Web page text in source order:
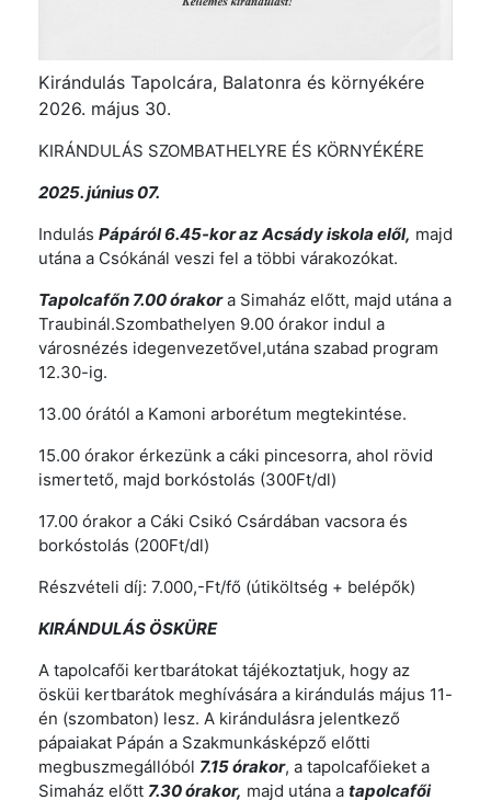
Kirándulás Tapolcára, Balatonra és környékére
2026. május 30.
KIRÁNDULÁS SZOMBATHELYRE ÉS KÖRNYÉKÉRE
2025. június 07.
Indulás Pápáról 6.45-kor az Acsády iskola elől, majd
utána a Csókánál veszi fel a többi várakozókat.
Tapolcafőn 7.00 órakora Simaház előtt, majd utána a
Traubinál.Szombathelyen 9.00 órakor indul a
városnézés idegenvezetővel,utána szabad program
12.30-ig.
13.00 órától a Kamoni arborétum megtekintése.
15.00 órakor érkezünk a cáki pincesorra, ahol rövid
ismertető, majd borkóstolás (300Ft/dl)
17.00 órakor a Cáki Csikó Csárdában vacsora és
borkóstolás (200Ft/dl)
Részvételi díj: 7.000,-Ft/fő (útiköltség + belépők)
KIRÁNDULÁS ÖSKÜRE
A tapolcafői kertbarátokat tájékoztatjuk, hogy az
ösküi kertbarátok meghívására a kirándulás május 11-
én (szombaton) lesz. A kirándulásra jelentkező
pápaiakat Pápán a Szakmunkásképző előtti
megbuszmegállóból 7.15 órakor, a tapolcafőieket a
Simaház előtt 7.30 órakor, majd utána a tapolcafői